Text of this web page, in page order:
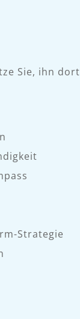
Sie, ihn dort
Strategie